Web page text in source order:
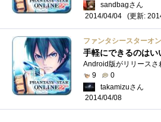
sandbagさん
2014/04/04
(更新:
ファンタシースターオ
9
0
takamizuさん
2014/04/08